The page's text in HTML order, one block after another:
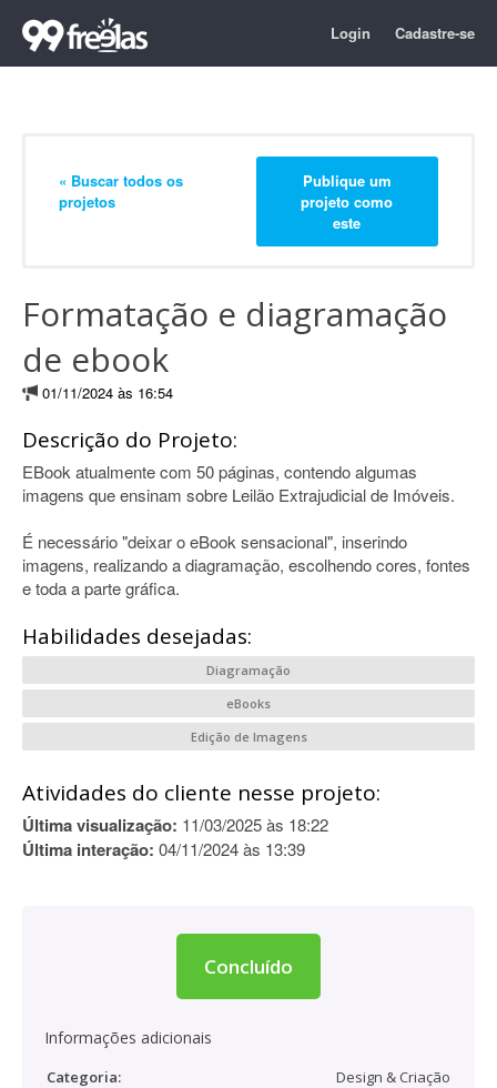
Login Cadastre-se
« Buscar todos os
projetos
Publique um
projeto como
este
Formatação e diagramação
de ebook
01/11/2024 às 16:54
Descrição do Projeto:
EBook atualmente com 50 páginas, contendo algumas
imagens que ensinam sobre Leilão Extrajudicial de Imóveis.
É necessário "deixar o eBook sensacional", inserindo
imagens, realizando a diagramação, escolhendo cores, fontes
e toda a parte gráfica.
Habilidades desejadas:
Diagramação
eBooks
Edição de Imagens
Atividades do cliente nesse projeto:
Última visualização: 11/03/2025 às 18:22
Última interação: 04/11/2024 às 13:39
Concluído
Informações adicionais
Categoria:
Design & Criação